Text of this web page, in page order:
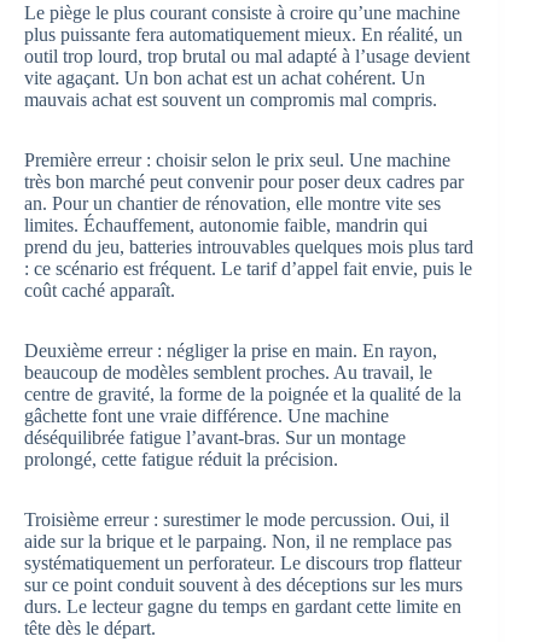
Le piège le plus courant consiste à croire qu’une machine
plus puissante fera automatiquement mieux. En réalité, un
outil trop lourd, trop brutal ou mal adapté à l’usage devient
vite agaçant. Un bon achat est un achat cohérent. Un
mauvais achat est souvent un compromis mal compris.
Première erreur : choisir selon le prix seul. Une machine
très bon marché peut convenir pour poser deux cadres par
an. Pour un chantier de rénovation, elle montre vite ses
limites. Échauffement, autonomie faible, mandrin qui
prend du jeu, batteries introuvables quelques mois plus tard
: ce scénario est fréquent. Le tarif d’appel fait envie, puis le
coût caché apparaît.
Deuxième erreur : négliger la prise en main. En rayon,
beaucoup de modèles semblent proches. Au travail, le
centre de gravité, la forme de la poignée et la qualité de la
gâchette font une vraie différence. Une machine
déséquilibrée fatigue l’avant-bras. Sur un montage
prolongé, cette fatigue réduit la précision.
Troisième erreur : surestimer le mode percussion. Oui, il
aide sur la brique et le parpaing. Non, il ne remplace pas
systématiquement un perforateur. Le discours trop flatteur
sur ce point conduit souvent à des déceptions sur les murs
durs. Le lecteur gagne du temps en gardant cette limite en
tête dès le départ.